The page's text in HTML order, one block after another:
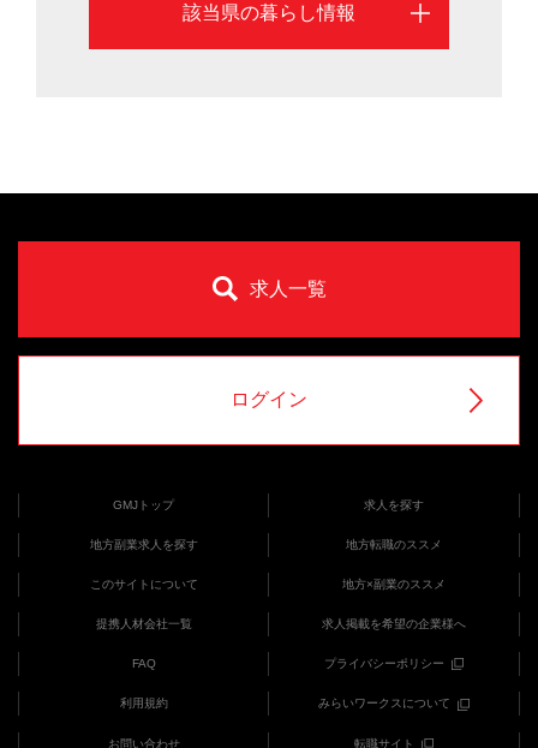
など観光名所も豊富。信州ワインのほか、信州ジビエや
大王わさびなど食の豊かさも魅力です。長野県は安心し
該当県の暮らし情報
求人一覧
ログイン
GMJトップ 求人を探す
地方副業求人を探す 地方転職のススメ
このサイトについて 地方×副業のススメ
提携人材会社一覧 求人掲載を希望の企業様へ
FAQ プライバシーポリシー
利用規約 みらいワークスについて
お問い合わせ 転職サイト